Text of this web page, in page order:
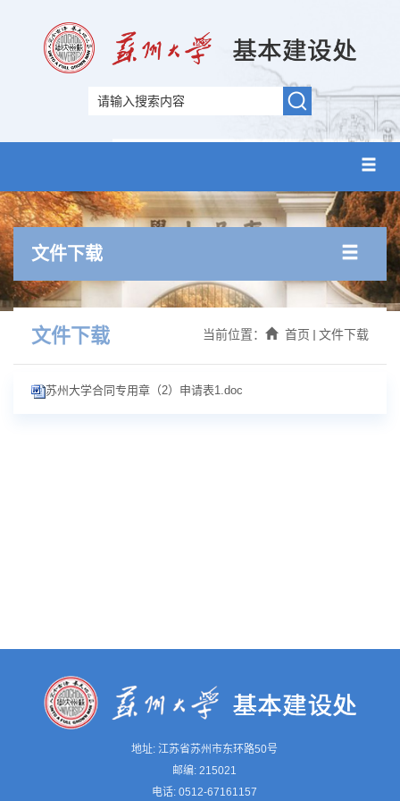
文件下载
文件下载 当前位置： 首页 文件下载
苏州大学合同专用章（2）申请表1.doc
地址: 江苏省苏州市东环路50号
邮编: 215021
电话: 0512-67161157